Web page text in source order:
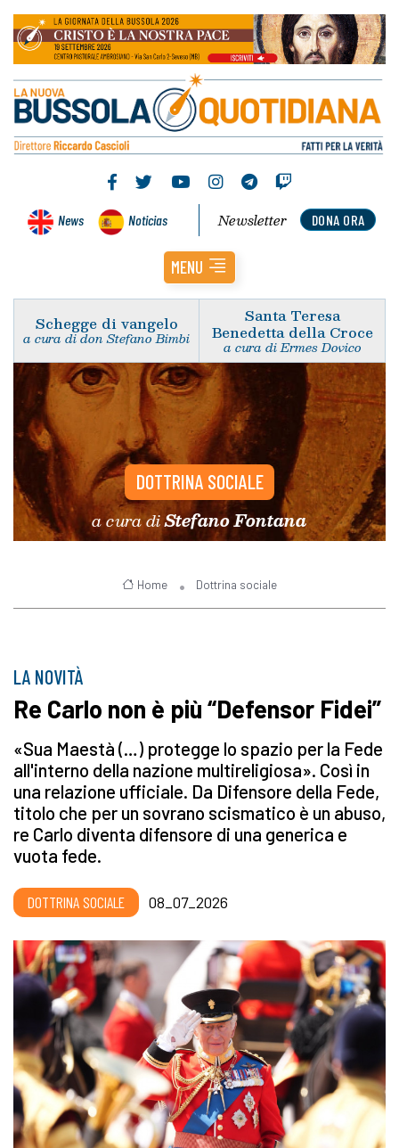
News Noticias DONA ORA
Newsletter
MENU
Schegge di vangelo
a cura di don Stefano Bimbi
Santa Teresa
Benedetta della Croce
a cura di Ermes Dovico
DOTTRINA SOCIALE
a cura diStefano Fontana
Home Dottrina sociale
LA NOVITÀ
Re Carlo non è più “Defensor Fidei”
«Sua Maestà (…) protegge lo spazio per la Fede
all'interno della nazione multireligiosa». Così in
una relazione ufficiale. Da Difensore della Fede,
titolo che per un sovrano scismatico è un abuso,
re Carlo diventa difensore di una generica e
vuota fede.
DOTTRINA SOCIALE 08_07_2026